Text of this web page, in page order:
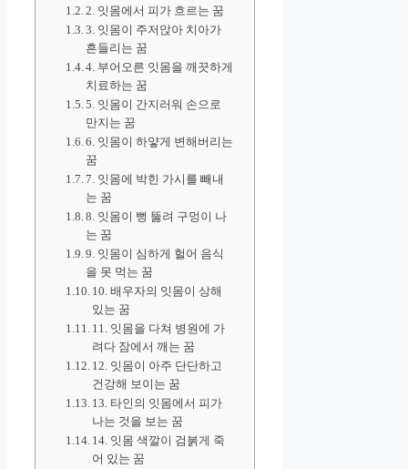
2. 잇몸에서 피가 흐르는 꿈
3. 잇몸이 주저앉아 치아가
흔들리는 꿈
4. 부어오른 잇몸을 깨끗하게
치료하는 꿈
5. 잇몸이 간지러워 손으로
만지는 꿈
6. 잇몸이 하얗게 변해버리는
꿈
7. 잇몸에 박힌 가시를 빼내
는 꿈
8. 잇몸이 뻥 뚫려 구멍이 나
는 꿈
9. 잇몸이 심하게 헐어 음식
을 못 먹는 꿈
10. 배우자의 잇몸이 상해
있는 꿈
11. 잇몸을 다쳐 병원에 가
려다 잠에서 깨는 꿈
12. 잇몸이 아주 단단하고
건강해 보이는 꿈
13. 타인의 잇몸에서 피가
나는 것을 보는 꿈
14. 잇몸 색깔이 검붉게 죽
어 있는 꿈